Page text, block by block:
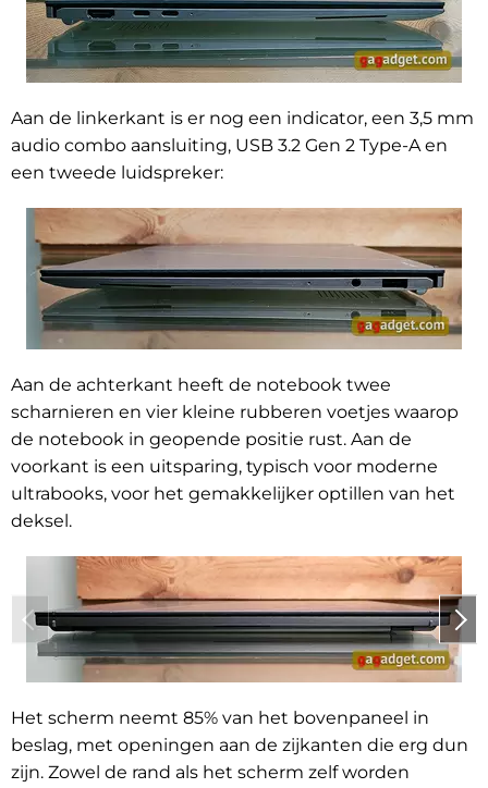
Aan de linkerkant is er nog een indicator, een 3,5 mm
audio combo aansluiting, USB 3.2 Gen 2 Type-A en
een tweede luidspreker:
Aan de achterkant heeft de notebook twee
scharnieren en vier kleine rubberen voetjes waarop
de notebook in geopende positie rust. Aan de
voorkant is een uitsparing, typisch voor moderne
ultrabooks, voor het gemakkelijker optillen van het
deksel.
Het scherm neemt 85% van het bovenpaneel in
beslag, met openingen aan de zijkanten die erg dun
zijn. Zowel de rand als het scherm zelf worden